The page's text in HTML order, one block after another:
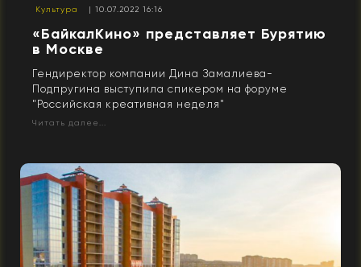
Культура | 10.07.2022 16:16
«БайкалКино» представляет Бурятию
в Москве
Гендиректор компании Дина Замалиева-
Подпругина выступила спикером на форуме
"Российская креативная неделя"
Читать далее...